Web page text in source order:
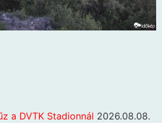
a DVTK Stadionnál 2026.08.08.